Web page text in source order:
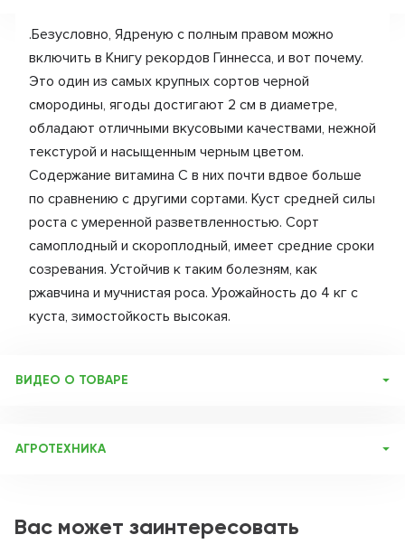
Срок отправки:
.Безусловно, Ядреную с полным правом можно
включить в Книгу рекордов Гиннесса, и вот почему.
Это один из самых крупных сортов черной
смородины, ягоды достигают 2 см в диаметре,
обладают отличными вкусовыми качествами, нежной
текстурой и насыщенным черным цветом.
Содержание витамина С в них почти вдвое больше
по сравнению с другими сортами. Куст средней силы
роста с умеренной разветвленностью. Сорт
самоплодный и скороплодный, имеет средние сроки
созревания. Устойчив к таким болезням, как
ржавчина и мучнистая роса. Урожайность до 4 кг с
куста, зимостойкость высокая.
ВИДЕО О ТОВАРЕ
АГРОТЕХНИКА
всегда получают самую высокую оценку. Благодаря
усилиям селекционеров сегодня создано большое
Вас может заинтересовать